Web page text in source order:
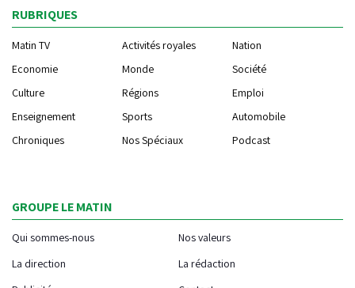
RUBRIQUES
Matin TV Activités royales
Nation
Economie
Monde
Société
Culture
Régions
Emploi
Enseignement
Sports
Automobile
Chroniques
Nos Spéciaux Podcast
GROUPE LE MATIN
Qui sommes-nous
Nos valeurs
La direction
La rédaction